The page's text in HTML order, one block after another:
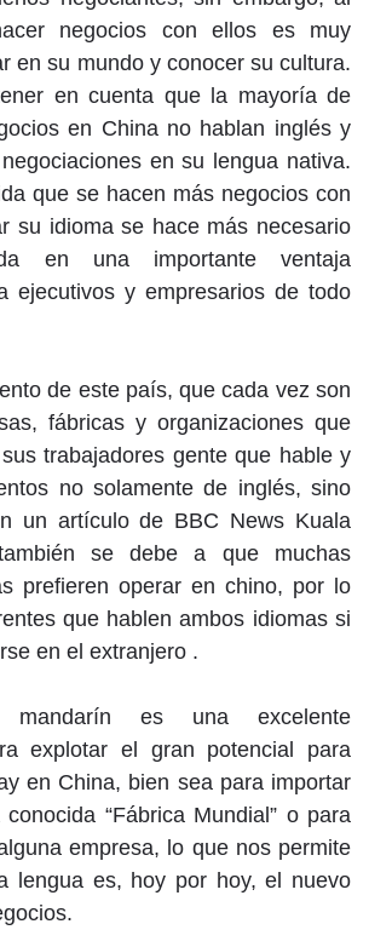
negocios con ellos es muy
en su mundo y conocer su cultura.
en cuenta que la mayoría de
en China no hablan inglés y
en su lengua nativa.
que se hacen más negocios con
su idioma se hace más necesario
en una importante ventaja
ejecutivos y empresarios de todo
de este país, que cada vez son
fábricas y organizaciones que
trabajadores gente que hable y
no solamente de inglés, sino
un artículo de BBC News Kuala
se debe a que muchas
prefieren operar en chino, por lo
que hablen ambos idiomas si
en el extranjero .
mandarín es una excelente
explotar el gran potencial para
en China, bien sea para importar
“Fábrica Mundial” o para
empresa, lo que nos permite
lengua es, hoy por hoy, el nuevo